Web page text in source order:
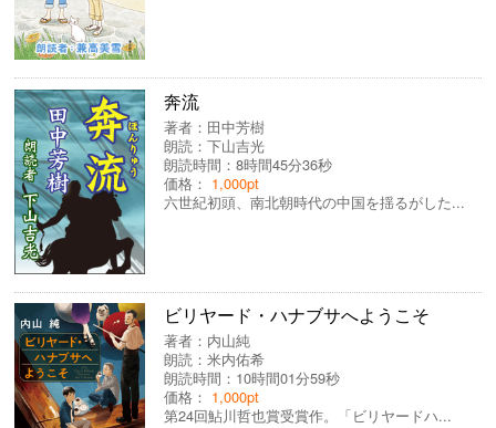
奔流
著者： 田中芳樹
朗読：下山吉光
朗読時間：8時間45分36秒
価格： 1,000pt
六世紀初頭、南北朝時代の中国を揺るがした...
ビリヤード・ハナブサへようこそ
著者： 内山純
朗読：米内佑希
朗読時間：10時間01分59秒
価格： 1,000pt
第24回鮎川哲也賞受賞作。「ビリヤードハ...